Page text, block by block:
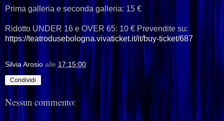
Prima galleria e seconda galleria: 15 €
Ridotto UNDER 16 e OVER 65: 10 € Prevendite su:
https://teatrodusebologna.vivaticket.it/it/buy-ticket/687
Silvia Arosio alle 17:15:00
Condividi
Nessun commento: